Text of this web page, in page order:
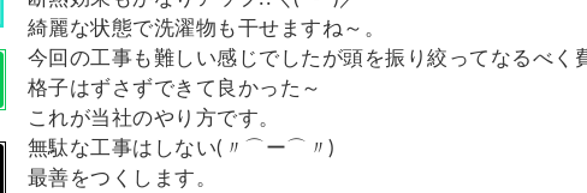
綺麗な状態で洗濯物も干せますね～。
今回の工事も難しい感じでしたが頭を振り絞ってなるべく
格子はずさずできて良かった～
これが当社のやり方です。
無駄な工事はしない(〃⌒ー⌒〃)ゞ
最善をつくします。